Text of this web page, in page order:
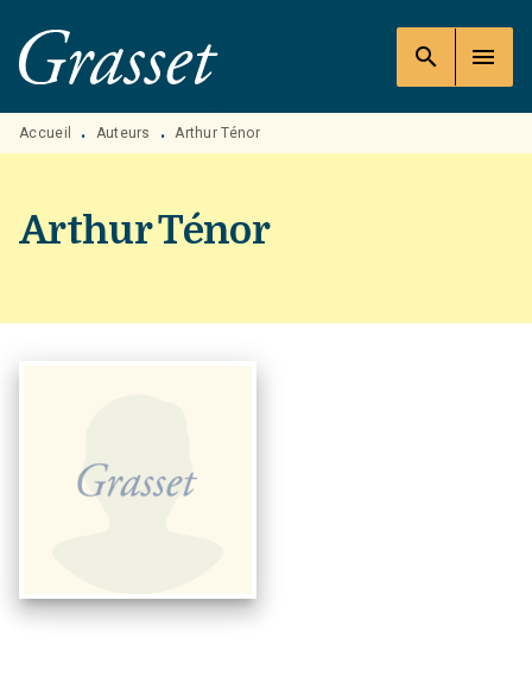
MENU RECHERCHE
PIED DE PAGE
search menu
Accueil • Auteurs • Arthur Ténor
Arthur Ténor